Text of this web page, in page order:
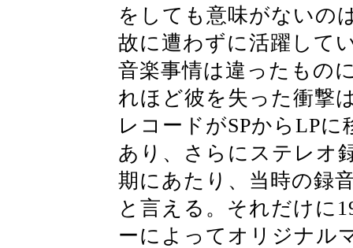
をしても意味がないの
故に遭わずに活躍して
音楽事情は違ったもの
れほど彼を失った衝撃
レコードがSPからLP
あり、さらにステレオ
期にあたり、当時の録
と言える。それだけに
ーによってオリジナル